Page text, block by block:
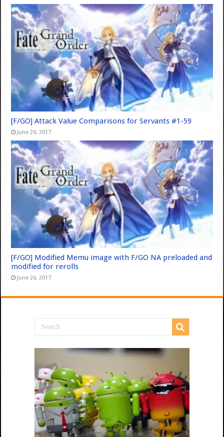
[F/GO] Attack Value Comparisons for Servants #1-59
June 29, 2017
[F/GO] Modified Memu image with F/GO NA preloaded and
modified for rerolls
June 26, 2017